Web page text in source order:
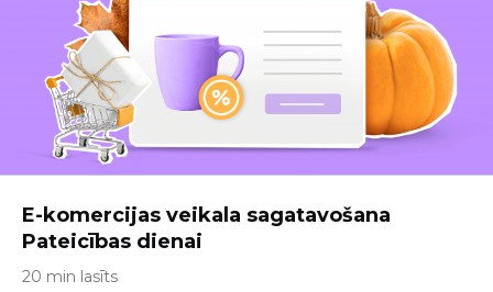
E-komercijas veikala sagatavošana
Pateicības dienai
20 min lasīts